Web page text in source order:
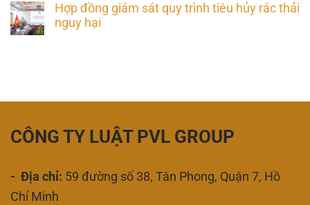
Hợp đồng giám sát quy trình tiêu hủy rác thải
nguy hại
CÔNG TY LUẬT PVL GROUP
- Địa chỉ: 59 đường số 38, Tân Phong, Quận 7, Hồ
Chí Minh